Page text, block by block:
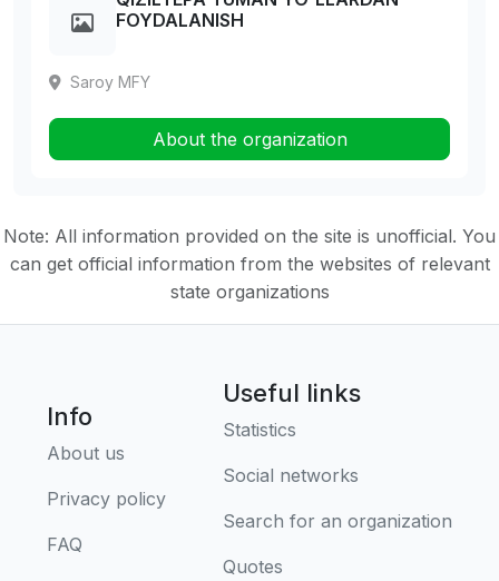
FOYDALANISH
Saroy MFY
About the organization
Note: All information provided on the site is unofficial. You
can get official information from the websites of relevant
state organizations
Info
About us
Privacy policy
FAQ
Useful links
Statistics
Social networks
Search for an organization
Quotes